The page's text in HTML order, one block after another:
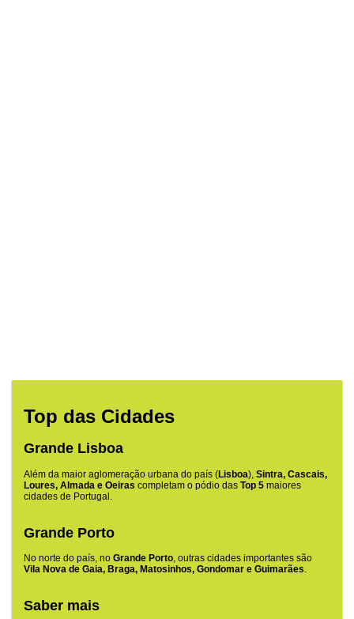
Top das Cidades
Grande Lisboa
Além da maior aglomeração urbana do país (Lisboa), Sintra, Cascais,
Loures, Almada e Oeiras completam o pódio das Top 5 maiores
cidades de Portugal.
Grande Porto
No norte do país, no Grande Porto, outras cidades importantes são
Vila Nova de Gaia, Braga, Matosinhos, Gondomar e Guimarães.
Saber mais